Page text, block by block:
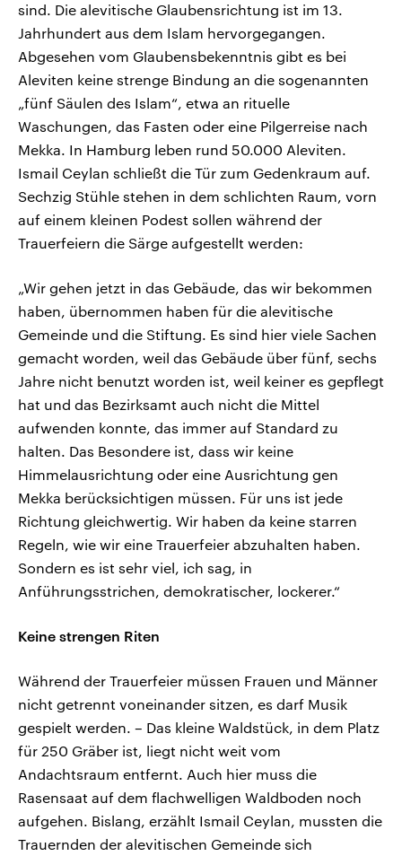
sind. Die alevitische Glaubensrichtung ist im 13.
Jahrhundert aus dem Islam hervorgegangen.
Abgesehen vom Glaubensbekenntnis gibt es bei
Aleviten keine strenge Bindung an die sogenannten
„fünf Säulen des Islam“, etwa an rituelle
Waschungen, das Fasten oder eine Pilgerreise nach
Mekka. In Hamburg leben rund 50.000 Aleviten.
Ismail Ceylan schließt die Tür zum Gedenkraum auf.
Sechzig Stühle stehen in dem schlichten Raum, vorn
auf einem kleinen Podest sollen während der
Trauerfeiern die Särge aufgestellt werden:
„Wir gehen jetzt in das Gebäude, das wir bekommen
haben, übernommen haben für die alevitische
Gemeinde und die Stiftung. Es sind hier viele Sachen
gemacht worden, weil das Gebäude über fünf, sechs
Jahre nicht benutzt worden ist, weil keiner es gepflegt
hat und das Bezirksamt auch nicht die Mittel
aufwenden konnte, das immer auf Standard zu
halten. Das Besondere ist, dass wir keine
Himmelausrichtung oder eine Ausrichtung gen
Mekka berücksichtigen müssen. Für uns ist jede
Richtung gleichwertig. Wir haben da keine starren
Regeln, wie wir eine Trauerfeier abzuhalten haben.
Sondern es ist sehr viel, ich sag, in
Anführungsstrichen, demokratischer, lockerer.“
Keine strengen Riten
Während der Trauerfeier müssen Frauen und Männer
nicht getrennt voneinander sitzen, es darf Musik
gespielt werden. – Das kleine Waldstück, in dem Platz
für 250 Gräber ist, liegt nicht weit vom
Andachtsraum entfernt. Auch hier muss die
Rasensaat auf dem flachwelligen Waldboden noch
aufgehen. Bislang, erzählt Ismail Ceylan, mussten die
Trauernden der alevitischen Gemeinde sich